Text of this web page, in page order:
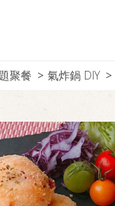
聚餐 氣炸鍋 DIY